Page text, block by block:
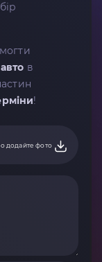
в
!
додайте фото